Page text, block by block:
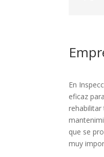
En
eficaz
rehabilitar
que se
muy